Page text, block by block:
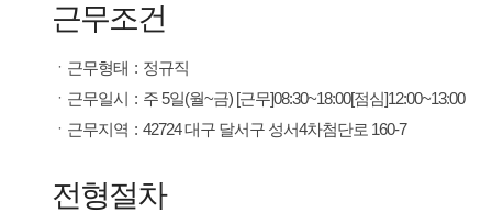
근무조건
ㆍ 근무형태 : 정규직
ㆍ 근무일시 : 주 5일(월~금) [근무]08:30~18:00[점심]12:00~13:00
ㆍ 근무지역 : 42724 대구 달서구 성서4차첨단로 160-7
전형절차